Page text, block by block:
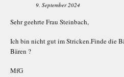
9. September 2024
Sehr geehrte Frau Steinbach,
Ich bin nicht gut im Stricken.Finde die
Bären ?
MfG